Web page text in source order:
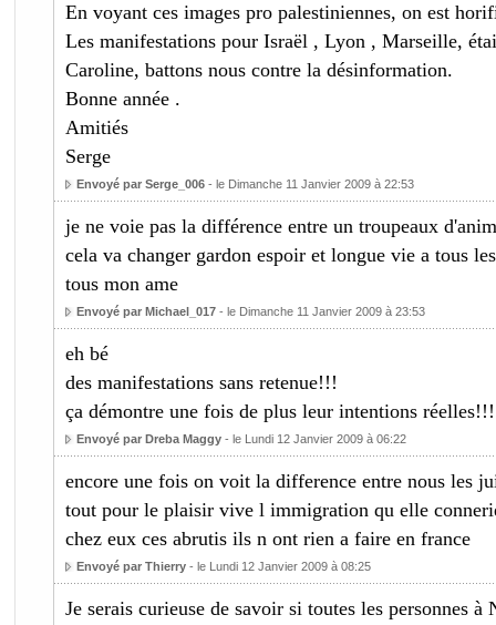
En voyant ces images pro palestiniennes, on est
Les manifestations pour Israël , Lyon , Marseille,
Caroline, battons nous contre la désinformation.
Bonne année .
Amitiés
Serge
Envoyé par Serge_006- le Dimanche 11 Janvier 2009 à 22:53
je ne voie pas la différence entre un troupeaux
cela va changer gardon espoir et longue vie a tous
tous mon ame
Envoyé par Michael_017- le Dimanche 11 Janvier 2009 à 23:53
eh bé
des manifestations sans retenue!!!
ça démontre une fois de plus leur intentions réelles!!!
Envoyé par Dreba Maggy- le Lundi 12 Janvier 2009 à 06:22
encore une fois on voit la difference entre nous les
tout pour le plaisir vive l immigration qu elle
chez eux ces abrutis ils n ont rien a faire en france
Envoyé par Thierry- le Lundi 12 Janvier 2009 à 08:25
Je serais curieuse de savoir si toutes les personnes